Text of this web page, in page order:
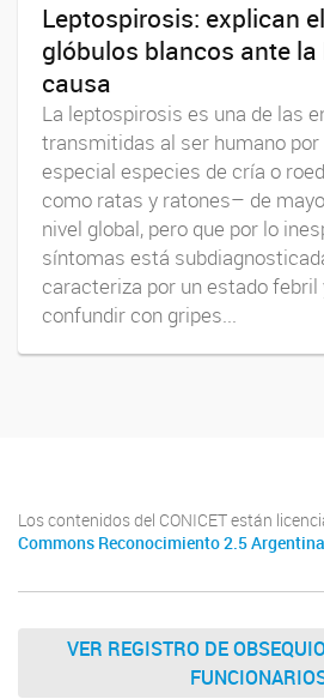
Leptospirosis: explican
glóbulos blancos ante
causa
La leptospirosis es una de las
transmitidas al ser humano
especial especies de cría o
como ratas y ratones– de
nivel global, pero que por lo
síntomas está
caracteriza por un estado febril
confundir con gripes...
Los contenidos del CONICET están
Commons Reconocimiento 2.5
VER REGISTRO DE